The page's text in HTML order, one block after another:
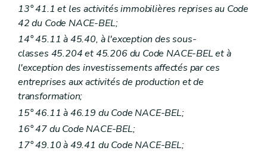
13° 41.1 et les activités immobilières reprises au Code
42 du Code NACE-BEL;
14° 45.11 à 45.40, à l'exception des sous-
classes 45.204 et 45.206 du Code NACE-BEL et à
l'exception des investissements affectés par ces
entreprises aux activités de production et de
transformation;
15° 46.11 à 46.19 du Code NACE-BEL;
16° 47 du Code NACE-BEL;
17° 49.10 à 49.41 du Code NACE-BEL;